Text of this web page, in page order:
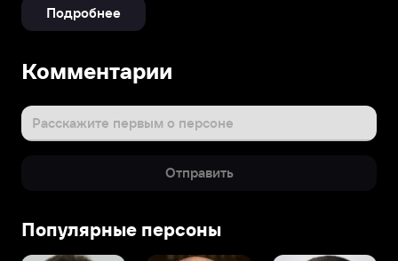
Подробнее
Комментарии
Расскажите первым о персоне
Отправить
Популярные персоны